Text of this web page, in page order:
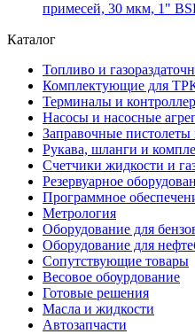
примесей, 30 мкм, 1"
Каталог
Топливо и
Комплектующие для
Терминалы и
Насосы и насосные
Заправочные
Рукава, шланги и
Счетчики жидкости и
Резервуарное
Программное
Метрология
Оборудование для
Оборудование для
Сопутствующие товары
Весовое обоурдование
Готовые решения
Масла и жидкости
Автозапчасти